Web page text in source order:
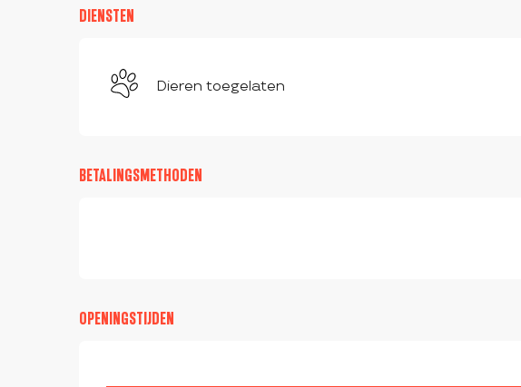
DIENSTEN
Dieren toegelaten
BETALINGSMETHODEN
OPENINGSTIJDEN